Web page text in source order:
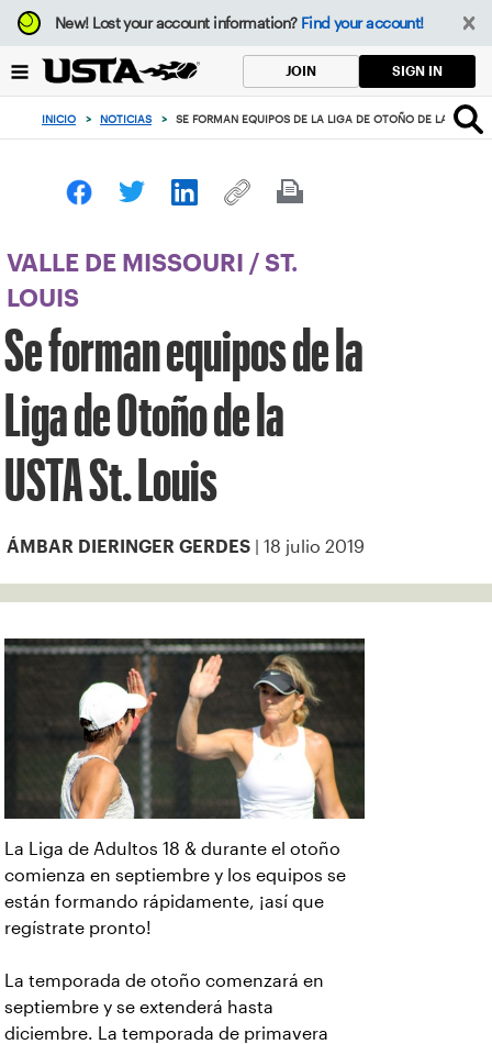
Enfoque
desde
botón
volver
principio
New!Lost your account information? Find your account!
JOIN SIGN IN
INICIO > NOTICIAS > SE FORMAN EQUIPOS DE LA LIGA DE OTOÑO DE LA USTA
VALLE DE MISSOURI / ST.
LOUIS
Se forman equipos de la
Liga de Otoño de la
USTA St. Louis
ÁMBAR DIERINGER GERDES | 18 julio 2019
La Liga de Adultos 18 & durante el otoño
comienza en septiembre y los equipos se
están formando rápidamente, ¡así que
regístrate pronto!
La temporada de otoño comenzará en
septiembre y se extenderá hasta
diciembre. La temporada de primavera